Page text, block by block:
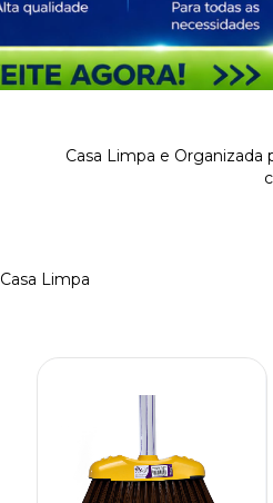
Casa Limpa e
Casa Limpa